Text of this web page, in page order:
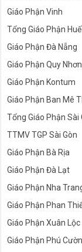
Giáo Phận Vinh
Tổng Giáo Phận Huế
Giáo Phận Đà Nẵng
Giáo Phận Quy Nhơn
Giáo Phận Kontum
Giáo Phận Ban Mê
Tổng Giáo Phận Sài
TTMV TGP Sài Gòn
Giáo Phận Bà Rịa
Giáo Phận Đà Lạt
Giáo Phận Nha
Giáo Phận Phan
Giáo Phận Xuân Lộc
Giáo Phận Phú